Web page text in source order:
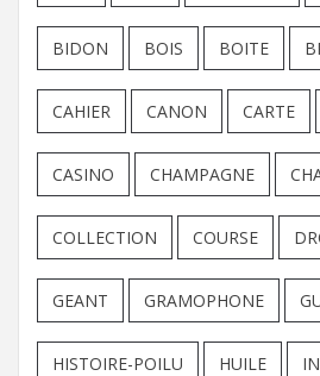
BIDON BOIS BOITE
CAHIER CANON CARTE
CASINO CHAMPAGNE
COLLECTION COURSE
GEANT GRAMOPHONE
HISTOIRE-POILU HUILE